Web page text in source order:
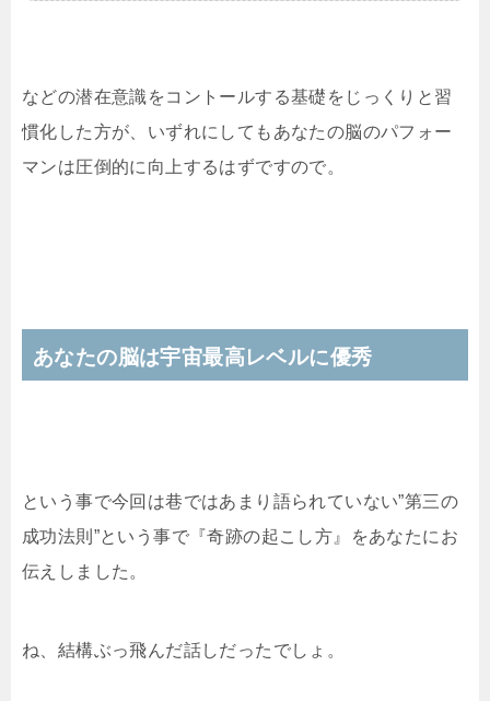
などの潜在意識をコントールする基礎をじっくりと習
慣化した方が、いずれにしてもあなたの脳のパフォー
マンは圧倒的に向上するはずですので。
あなたの脳は宇宙最高レベルに優秀
という事で今回は巷ではあまり語られていない”第三の
成功法則”という事で『奇跡の起こし方』をあなたにお
伝えしました。
ね、結構ぶっ飛んだ話しだったでしょ。